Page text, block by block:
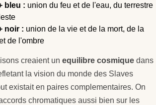
bleu : union du feu et de l'eau, du terrestre
noir : union de la vie et de la mort, de la
de l'ombre
creaient un equilibre cosmique dans
la vision du monde des Slaves
existait en paires complementaires. On
chromatiques aussi bien sur les